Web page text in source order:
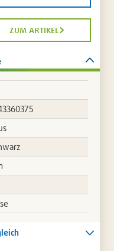
zum artikel